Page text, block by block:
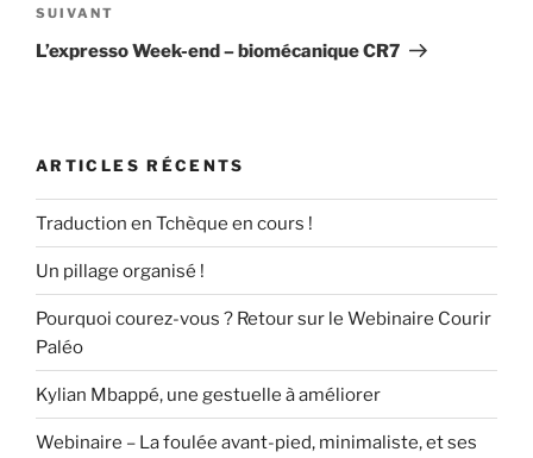
Article
suivant
SUIVANT
L’expresso Week-end – biomécanique CR7
ARTICLES RÉCENTS
Traduction en Tchèque en cours !
Un pillage organisé !
Pourquoi courez-vous ? Retour sur le Webinaire Courir
Paléo
Kylian Mbappé, une gestuelle à améliorer
Webinaire – La foulée avant-pied, minimaliste, et ses